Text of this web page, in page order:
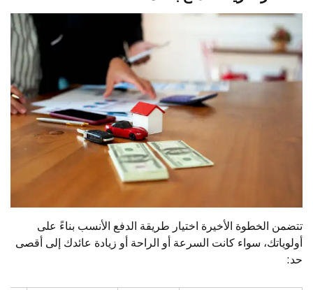
تتضمن الخطوة الأخيرة اختيار طريقة الدفع الأنسب بناءً على
أولوياتك، سواء كانت السرعة أو الراحة أو زيادة عائدك إلى أقصى
حد: